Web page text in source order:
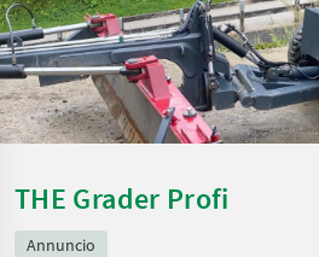
THE Grader Profi
Annuncio